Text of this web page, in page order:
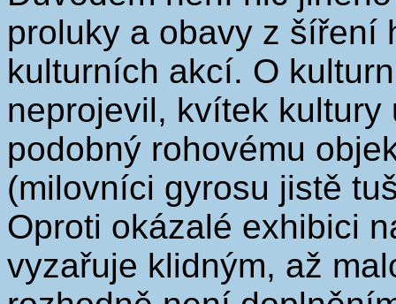
proluky a obavy z šíření
kulturních akcí. O
neprojevil, kvítek
podobný rohovému
(milovníci gyrosu jistě
Oproti okázalé exhibici
vyzařuje klidným, až